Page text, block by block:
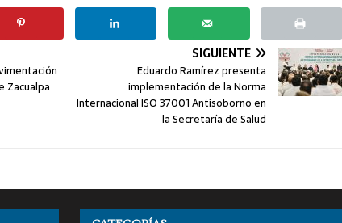
Zacualpa
SIGUIENTE
Eduardo Ramírez presenta
implementación de la Norma
Internacional ISO 37001 Antisoborno en
la Secretaría de Salud